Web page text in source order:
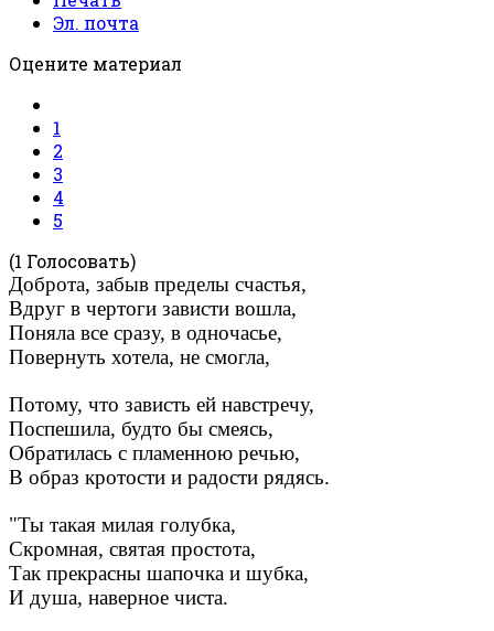
Эл. почта
Оцените материал
1
2
3
4
5
(1 Голосовать)
Доброта, забыв пределы счастья,
Вдруг в чертоги зависти вошла,
Поняла все сразу, в одночасье,
Повернуть хотела, не смогла,
Потому, что зависть ей навстречу,
Поспешила, будто бы смеясь,
Обратилась с пламенною речью,
В образ кротости и радости рядясь.
"Ты такая милая голубка,
Скромная, святая простота,
Так прекрасны шапочка и шубка,
И душа, наверное чиста.